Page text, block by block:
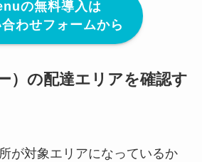
の無料導入は
わせフォームから
）の配達エリアを確認す
が対象エリアになっているか